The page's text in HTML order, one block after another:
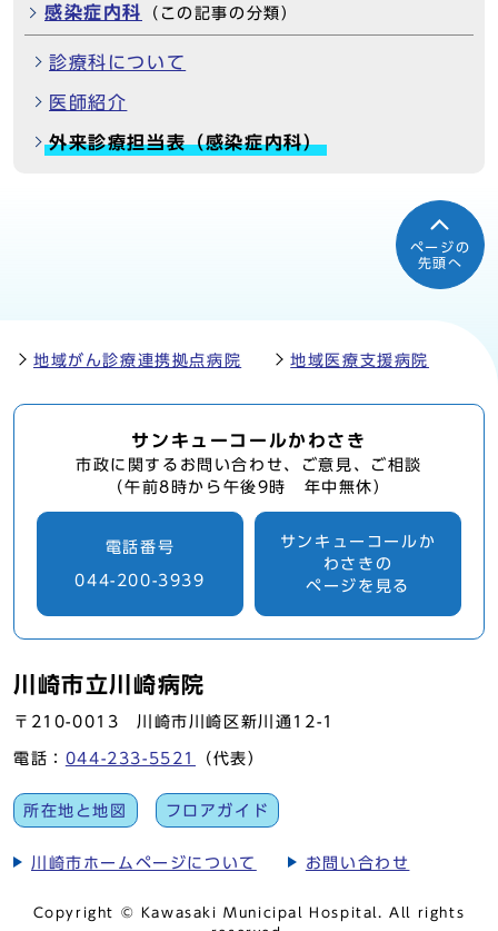
感染症内科 （この記事の分類）
診療科について
医師紹介
外来診療担当表（感染症内科）
ページの
先頭へ
地域がん診療連携拠点病院 地域医療支援病院
サンキューコールかわさき
市政に関するお問い合わせ、ご意見、ご相談
（午前8時から午後9時 年中無休）
電話番号
044-200-3939
サンキューコールか
わさきの
ページを見る
川崎市立川崎病院
〒210-0013 川崎市川崎区新川通12-1
電話： 044-233-5521 （代表）
所在地と地図 フロアガイド
川崎市ホームページについて お問い合わせ
Copyright © Kawasaki Municipal Hospital. All rights